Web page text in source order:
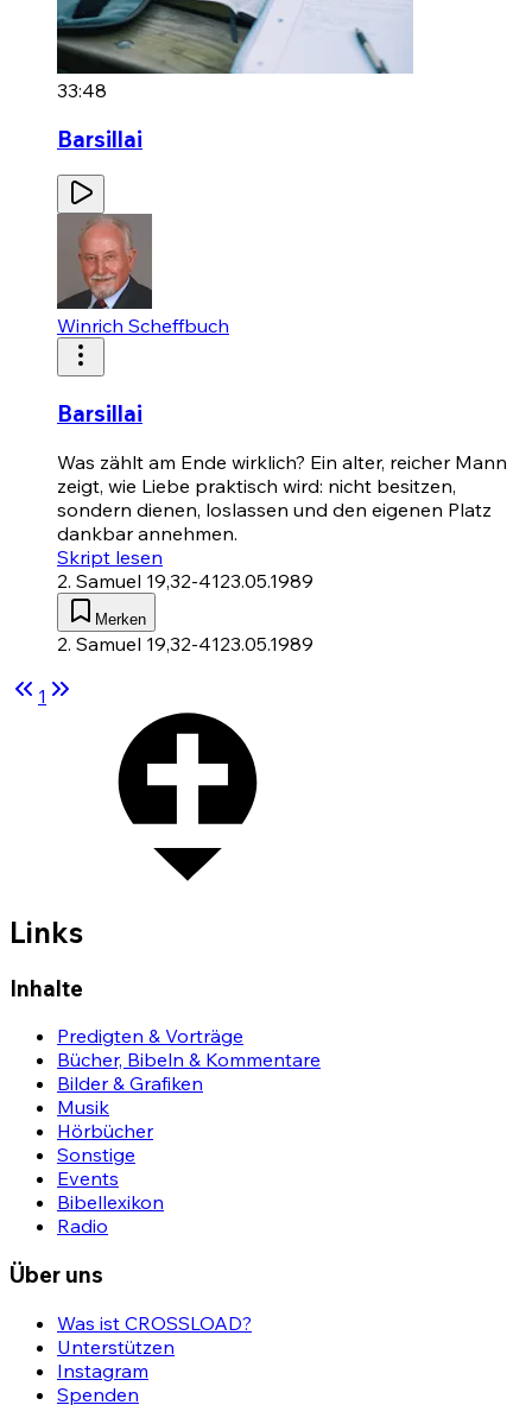
33:48
Barsillai
Winrich Scheffbuch
Barsillai
Was zählt am Ende wirklich? Ein alter, reicher Mann
zeigt, wie Liebe praktisch wird: nicht besitzen,
sondern dienen, loslassen und den eigenen Platz
dankbar annehmen.
Skript lesen
2. Samuel 19,32-4123.05.1989
Merken
2. Samuel 19,32-4123.05.1989
1
Links
Inhalte
Predigten & Vorträge
Bücher, Bibeln & Kommentare
Bilder & Grafiken
Musik
Hörbücher
Sonstige
Events
Bibellexikon
Radio
Über uns
Was ist CROSSLOAD?
Unterstützen
Instagram
Spenden